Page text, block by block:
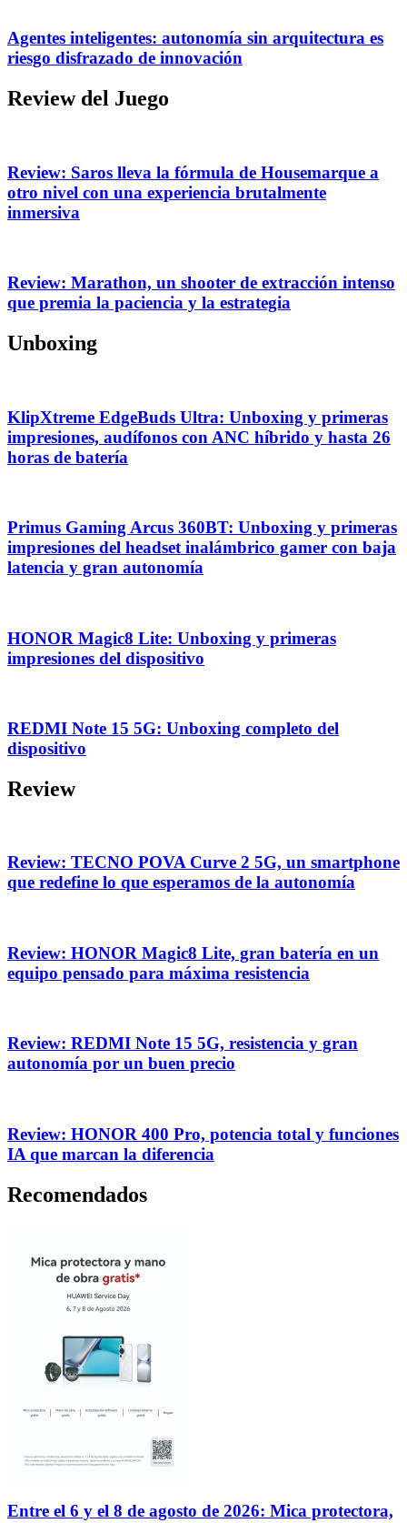
Agentes inteligentes: autonomía sin arquitectura es
riesgo disfrazado de innovación
Review del Juego
Review: Saros lleva la fórmula de Housemarque a
otro nivel con una experiencia brutalmente
inmersiva
Review: Marathon, un shooter de extracción intenso
que premia la paciencia y la estrategia
Unboxing
KlipXtreme EdgeBuds Ultra: Unboxing y primeras
impresiones, audífonos con ANC híbrido y hasta 26
horas de batería
Primus Gaming Arcus 360BT: Unboxing y primeras
impresiones del headset inalámbrico gamer con baja
latencia y gran autonomía
HONOR Magic8 Lite: Unboxing y primeras
impresiones del dispositivo
REDMI Note 15 5G: Unboxing completo del
dispositivo
Review
Review: TECNO POVA Curve 2 5G, un smartphone
que redefine lo que esperamos de la autonomía
Review: HONOR Magic8 Lite, gran batería en un
equipo pensado para máxima resistencia
Review: REDMI Note 15 5G, resistencia y gran
autonomía por un buen precio
Review: HONOR 400 Pro, potencia total y funciones
IA que marcan la diferencia
Recomendados
Entre el 6 y el 8 de agosto de 2026: Mica protectora,